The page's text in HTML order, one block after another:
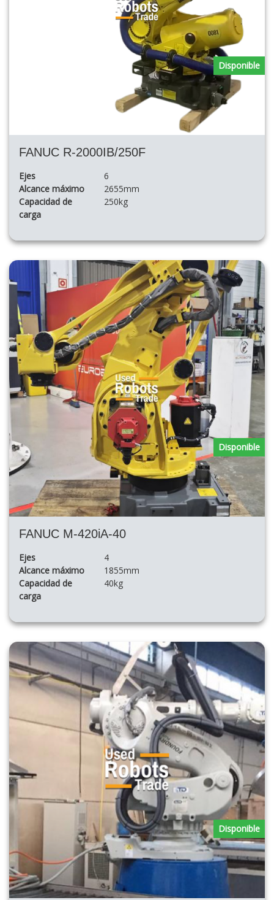
FANUC R-2000IB/250F
Ejes
6
Alcance máximo
2655mm
Capacidad de
carga
250kg
Disponible
FANUC M-420iA-40
Ejes
4
Alcance máximo
1855mm
Capacidad de
carga
40kg
Disponible
Disponible